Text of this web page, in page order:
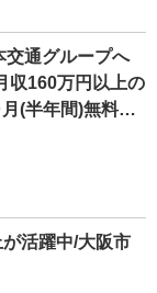
交通グループへ
収160万円以上の
(半年間)無料！
規定あり報奨金
大35万円の給
活躍中/大阪市